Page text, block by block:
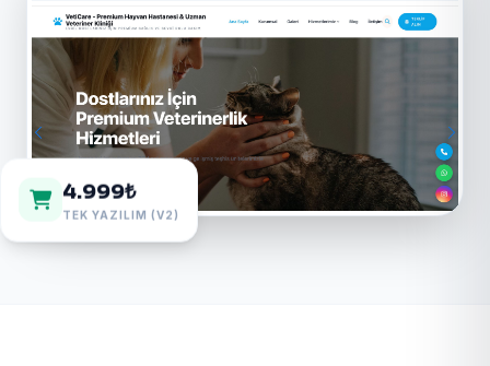
4.999₺
TEK YAZILIM (V2)